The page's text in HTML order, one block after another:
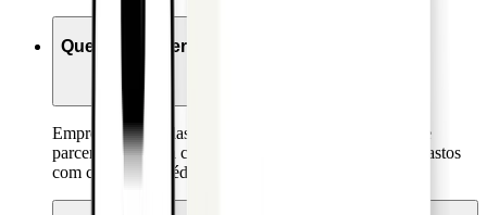
Quem pode ser cliente?
Empresas registadas e empresas privadas, associações e
parcerias com boa classificação de crédito e elevados gastos
com cartões de crédito.